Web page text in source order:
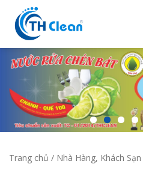
Trang chủ / Nhà Hàng, Khách Sạn